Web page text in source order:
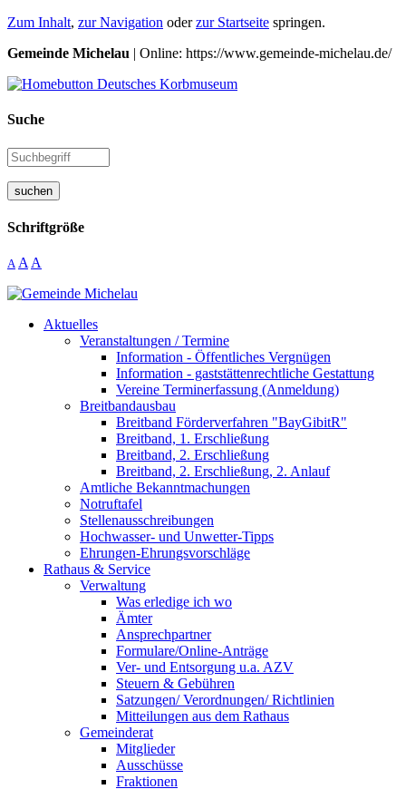
Zum Inhalt, zur Navigation oderzur Startseite springen.
Gemeinde Michelau | Online: https://www.gemeinde-michelau.de/
Suche
suchen
Schriftgröße
A A A
Aktuelles
Veranstaltungen / Termine
Information - Öffentliches Vergnügen
Information - gaststättenrechtliche Gestattung
Vereine Terminerfassung (Anmeldung)
Breitbandausbau
Breitband Förderverfahren "BayGibitR"
Breitband, 1. Erschließung
Breitband, 2. Erschließung
Breitband, 2. Erschließung, 2. Anlauf
Amtliche Bekanntmachungen
Notruftafel
Stellenausschreibungen
Hochwasser- und Unwetter-Tipps
Ehrungen-Ehrungsvorschläge
Rathaus & Service
Verwaltung
Was erledige ich wo
Ämter
Ansprechpartner
Formulare/Online-Anträge
Ver- und Entsorgung u.a. AZV
Steuern & Gebühren
Satzungen/ Verordnungen/ Richtlinien
Mitteilungen aus dem Rathaus
Gemeinderat
Mitglieder
Ausschüsse
Fraktionen